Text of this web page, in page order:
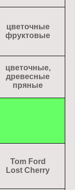
цветочные
фруктовые
цветочные,
древесные
пряные
Tom Ford
Lost Cherry